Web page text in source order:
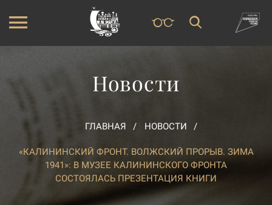
Новости
ГЛАВНАЯ НОВОСТИ
«КАЛИНИНСКИЙ ФРОНТ. ВОЛЖСКИЙ ПРОРЫВ. ЗИМА
1941»: В МУЗЕЕ КАЛИНИНСКОГО ФРОНТА
СОСТОЯЛАСЬ ПРЕЗЕНТАЦИЯ КНИГИ